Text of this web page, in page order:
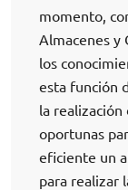
momento,
Almacenes y
los
esta función
la realización
oportunas
eficiente un
para realizar